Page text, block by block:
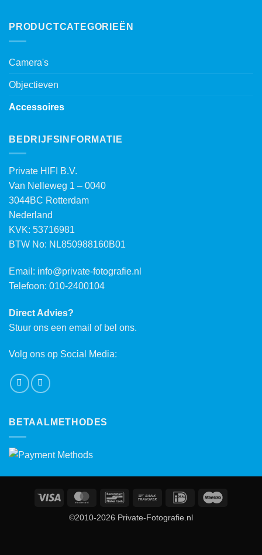
PRODUCTCATEGORIEËN
Camera's
Objectieven
Accessoires
BEDRIJFSINFORMATIE
Private HIFI B.V.
Van Nelleweg 1 – 0040
3044BC Rotterdam
Nederland
KVK: 53716981
BTW No: NL850988160B01
Email: info@private-fotografie.nl
Telefoon: 010-2400104
Direct Advies?
Stuur ons een email of bel ons.
Volg ons op Social Media:
BETAALMETHODES
Visa MasterCardBancontactBank
IDeal
©2010-2026 Private-Fotografie.nl